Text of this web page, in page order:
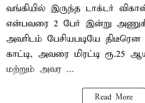
வங்கியில் இருந்த டாக்டர்
என்பவரை 2 பேர் இன்று
அவரிடம் பேசியபடியே திடீரென
காட்டி, அவரை மிரட்டி ரூ.25
மற்றும் அவர ...
Read More